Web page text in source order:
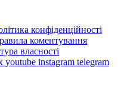
конфіденційності
коментування
власності
youtube instagram telegram